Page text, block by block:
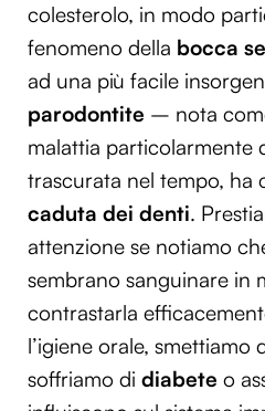
colesterolo, in modo
fenomeno della bocca
ad una più facile
parodontite – nota
malattia particolarmente
trascurata nel tempo, ha
caduta dei denti.
attenzione se notiamo
sembrano sanguinare in
contrastarla
l’igiene orale, smettiamo
soffriamo di diabete o